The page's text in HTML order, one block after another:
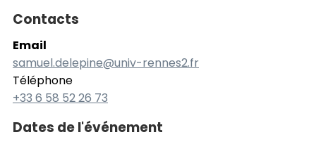
Contacts
Email
samuel.delepine@univ-rennes2.fr
Téléphone
+33 6 58 52 26 73
Dates de l'événement